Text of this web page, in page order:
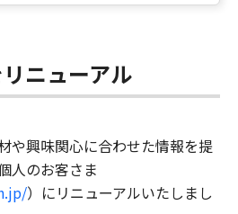
ニューアル
や興味関心に合わせた情報を提
人のお客さま
）にリニューアルいたしまし